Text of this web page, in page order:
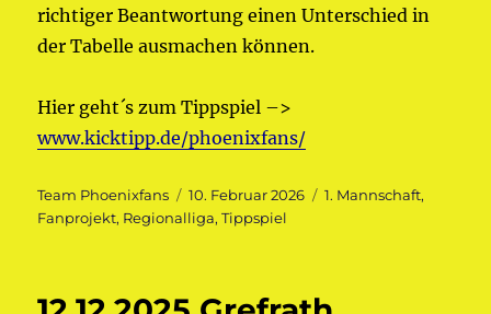
richtiger Beantwortung einen Unterschied in
der Tabelle ausmachen können.
Hier geht´s zum Tippspiel –>
www.kicktipp.de/phoenixfans/
Autor
Team Phoenixfans
Veröffentlicht
am
10. Februar 2026 Kategorien
1. Mannschaft,
Fanprojekt, Regionalliga,Tippspiel